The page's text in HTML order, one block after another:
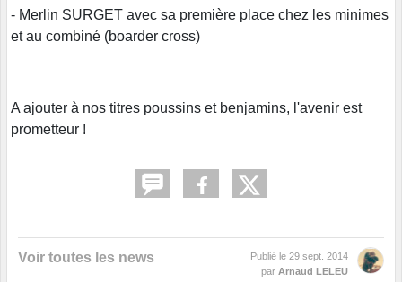
- Merlin SURGET avec sa première place chez les minimes
et au combiné (boarder cross)
A ajouter à nos titres poussins et benjamins, l'avenir est
prometteur !
Voir toutes les news Publié le 29 sept. 2014
par Arnaud LELEU